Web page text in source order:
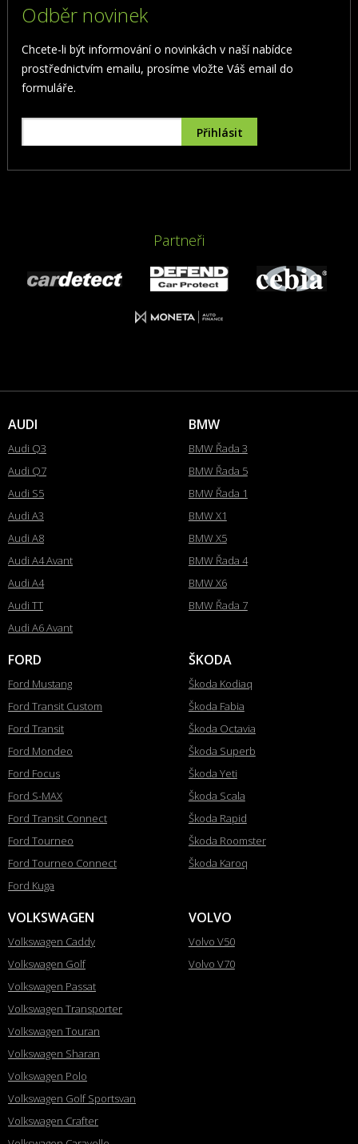
Odběr novinek
Chcete-li být informování o novinkách v naší nabídce
prostřednictvím emailu, prosíme vložte Váš email do
formuláře.
Partneři
AUDI
Audi Q3
Audi Q7
Audi S5
Audi A3
Audi A8
Audi A4 Avant
Audi A4
Audi TT
Audi A6 Avant
BMW
BMW Řada 3
BMW Řada 5
BMW Řada 1
BMW X1
BMW X5
BMW Řada 4
BMW X6
BMW Řada 7
FORD
Ford Mustang
Ford Transit Custom
Ford Transit
Ford Mondeo
Ford Focus
Ford S-MAX
Ford Transit Connect
Ford Tourneo
Ford Tourneo Connect
Ford Kuga
ŠKODA
Škoda Kodiaq
Škoda Fabia
Škoda Octavia
Škoda Superb
Škoda Yeti
Škoda Scala
Škoda Rapid
Škoda Roomster
Škoda Karoq
VOLKSWAGEN
Volkswagen Caddy
Volkswagen Golf
Volkswagen Passat
Volkswagen Transporter
Volkswagen Touran
Volkswagen Sharan
Volkswagen Polo
Volkswagen Golf Sportsvan
Volkswagen Crafter
VOLVO
Volvo V50
Volvo V70